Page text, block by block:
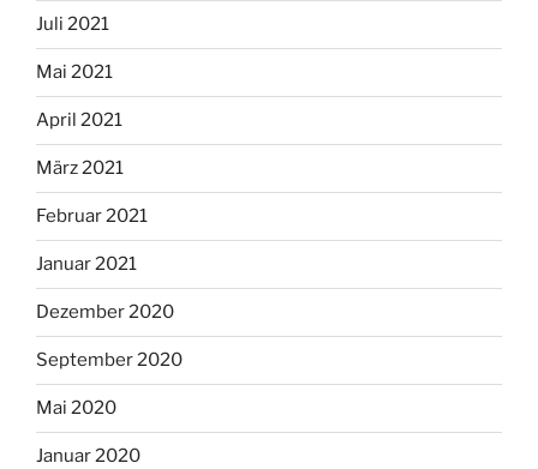
Juli 2021
Mai 2021
April 2021
März 2021
Februar 2021
Januar 2021
Dezember 2020
September 2020
Mai 2020
Januar 2020